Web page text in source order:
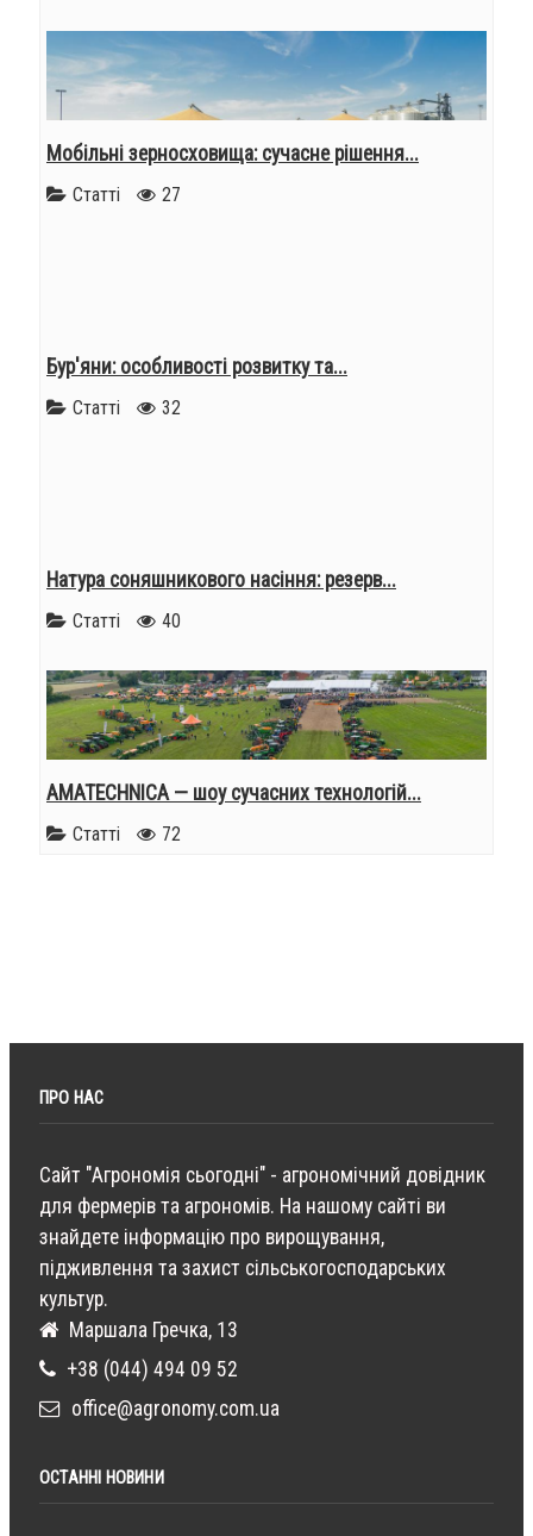
Мобільні зерносховища: сучасне рішення...
Статті 27
Бур'яни: особливості розвитку та...
Статті 32
Натура соняшникового насіння: резерв...
Статті 40
AMATECHNICA — шоу сучасних технологій...
Статті 72
ПРО НАС
Сайт "Агрономія сьогодні" - агрономічний довідник
для фермерів та агрономів. На нашому сайті ви
знайдете інформацію про вирощування,
підживлення та захист сільськогосподарських
культур.
Маршала Гречка, 13
+38 (044) 494 09 52
office@agronomy.com.ua
ОСТАННІ НОВИНИ